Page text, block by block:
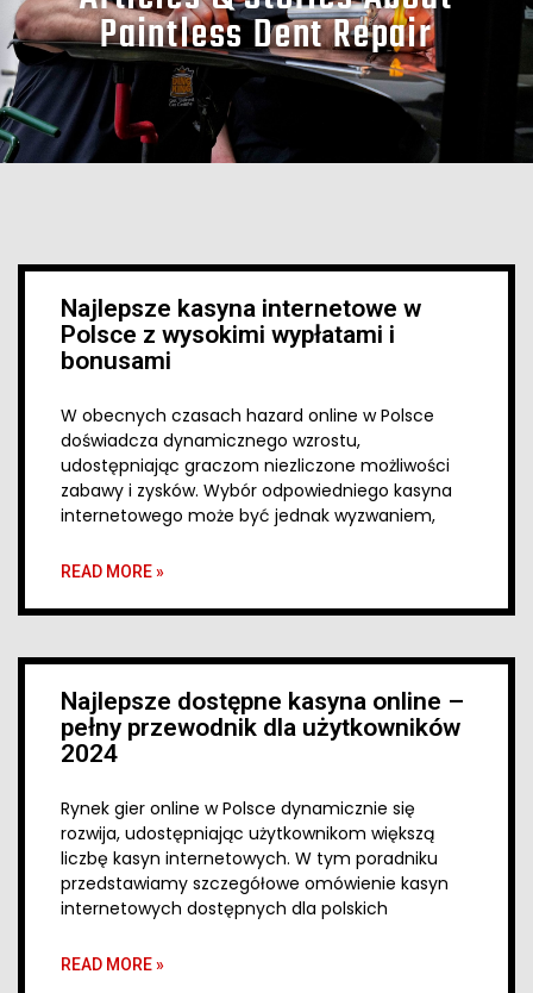
Paintless Dent Repair
Najlepsze kasyna internetowe w
Polsce z wysokimi wypłatami i
bonusami
W obecnych czasach hazard online w Polsce
doświadcza dynamicznego wzrostu,
udostępniając graczom niezliczone możliwości
zabawy i zysków. Wybór odpowiedniego kasyna
internetowego może być jednak wyzwaniem,
READ MORE »
Najlepsze dostępne kasyna online –
pełny przewodnik dla użytkowników
2024
Rynek gier online w Polsce dynamicznie się
rozwija, udostępniając użytkownikom większą
liczbę kasyn internetowych. W tym poradniku
przedstawiamy szczegółowe omówienie kasyn
internetowych dostępnych dla polskich
READ MORE »